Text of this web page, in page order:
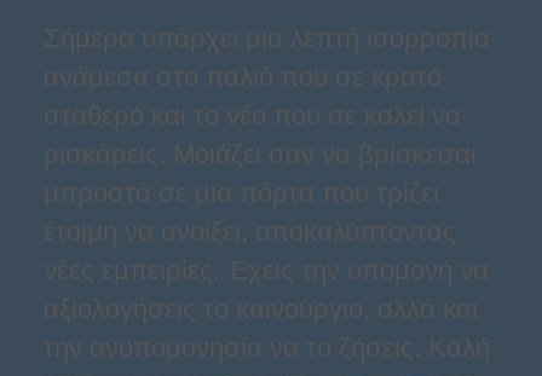
Σήμερα υπάρχει μια λεπτή ισορροπία
ανάμεσα στο παλιό που σε κρατά
σταθερό και το νέο που σε καλεί να
ρισκάρεις. Μοιάζει σαν να βρίσκεσαι
μπροστά σε μια πόρτα που τρίζει
έτοιμη να ανοίξει, αποκαλύπτοντας
νέες εμπειρίες. Έχεις την υπομονή να
αξιολογήσεις το καινούργιο, αλλά και
την ανυπομονησία να το ζήσεις. Καλή